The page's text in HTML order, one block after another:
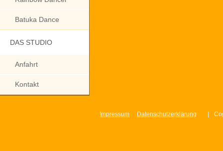
Batuka Dance
DAS STUDIO
Anfahrt
Kontakt
Impressum Datenschutzerklärung